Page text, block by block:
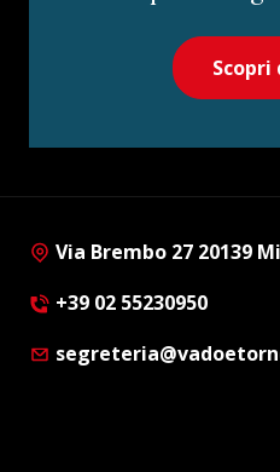
Scopri
Via Brembo 27 20139
+39 02 55230950